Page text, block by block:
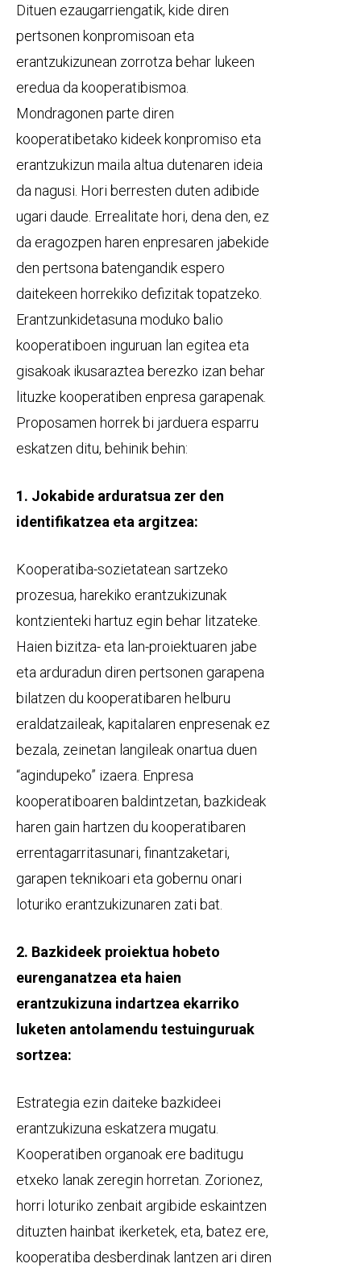
Dituen ezaugarriengatik, kide diren
pertsonen konpromisoan eta
erantzukizunean zorrotza behar lukeen
eredua da kooperatibismoa.
Mondragonen parte diren
kooperatibetako kideek konpromiso eta
erantzukizun maila altua dutenaren ideia
da nagusi. Hori berresten duten adibide
ugari daude. Errealitate hori, dena den, ez
da eragozpen haren enpresaren jabekide
den pertsona batengandik espero
daitekeen horrekiko defizitak topatzeko.
Erantzunkidetasuna moduko balio
kooperatiboen inguruan lan egitea eta
gisakoak ikusaraztea berezko izan behar
lituzke kooperatiben enpresa garapenak.
Proposamen horrek bi jarduera esparru
eskatzen ditu, behinik behin:
1. Jokabide arduratsua zer den
identifikatzea eta argitzea:
Kooperatiba-sozietatean sartzeko
prozesua, harekiko erantzukizunak
kontzienteki hartuz egin behar litzateke.
Haien bizitza- eta lan-proiektuaren jabe
eta arduradun diren pertsonen garapena
bilatzen du kooperatibaren helburu
eraldatzaileak, kapitalaren enpresenak ez
bezala, zeinetan langileak onartua duen
“agindupeko” izaera. Enpresa
kooperatiboaren baldintzetan, bazkideak
haren gain hartzen du kooperatibaren
errentagarritasunari, finantzaketari,
garapen teknikoari eta gobernu onari
loturiko erantzukizunaren zati bat.
2. Bazkideek proiektua hobeto
eurenganatzea eta haien
erantzukizuna indartzea ekarriko
luketen antolamendu testuinguruak
sortzea:
Estrategia ezin daiteke bazkideei
erantzukizuna eskatzera mugatu.
Kooperatiben organoak ere baditugu
etxeko lanak zeregin horretan. Zorionez,
horri loturiko zenbait argibide eskaintzen
dituzten hainbat ikerketek, eta, batez ere,
kooperatiba desberdinak lantzen ari diren